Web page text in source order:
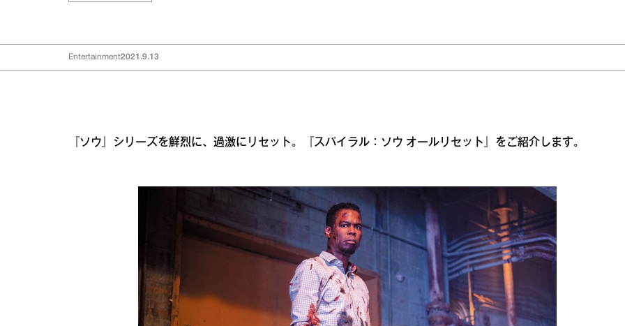
Entertainment2021.9.13
『ソウ』シリーズを鮮烈に、過激にリセット。『スパイラル：ソウ オールリセット』をご紹介します。